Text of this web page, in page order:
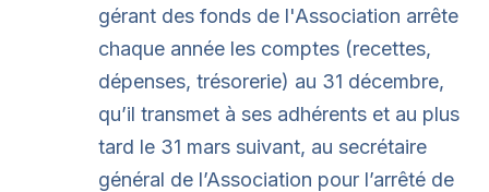
gérant des fonds de l'Association arrête
chaque année les comptes (recettes,
dépenses, trésorerie) au 31 décembre,
qu’il transmet à ses adhérents et au plus
tard le 31 mars suivant, au secrétaire
général de l’Association pour l’arrêté de